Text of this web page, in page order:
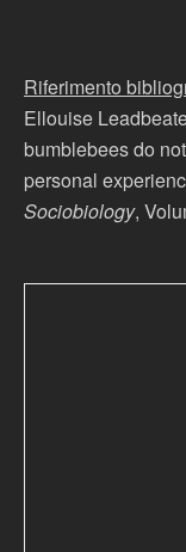
Riferimento
Ellouise
bumblebees do
personal
Sociobiology,